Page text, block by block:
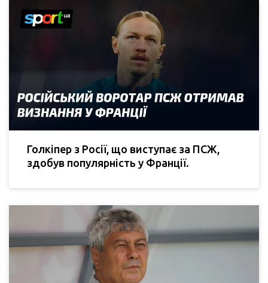
Голкіпер з Росії, що виступає за ПСЖ,
здобув популярність у Франції.